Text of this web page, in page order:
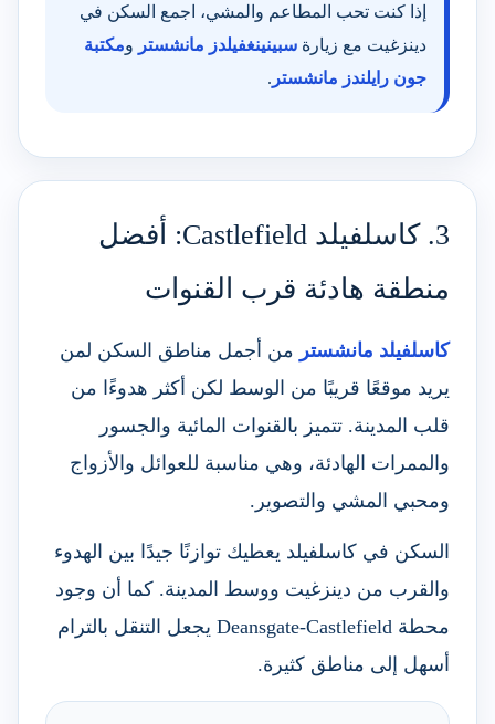
إذا كنت تحب المطاعم والمشي، اجمع السكن في
دينزغيت مع زيارة سبينينغفيلدز مانشستر ومكتبة
جون رايلندز مانشستر .
3. كاسلفيلد Castlefield: أفضل
منطقة هادئة قرب القنوات
كاسلفيلد مانشستر من أجمل مناطق السكن لمن
يريد موقعًا قريبًا من الوسط لكن أكثر هدوءًا من
قلب المدينة. تتميز بالقنوات المائية والجسور
والممرات الهادئة، وهي مناسبة للعوائل والأزواج
ومحبي المشي والتصوير.
السكن في كاسلفيلد يعطيك توازنًا جيدًا بين الهدوء
والقرب من دينزغيت ووسط المدينة. كما أن وجود
محطة Deansgate-Castlefield يجعل التنقل بالترام
أسهل إلى مناطق كثيرة.